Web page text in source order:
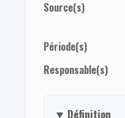
Source(s)
Période(s)
Responsable(s)
Définition